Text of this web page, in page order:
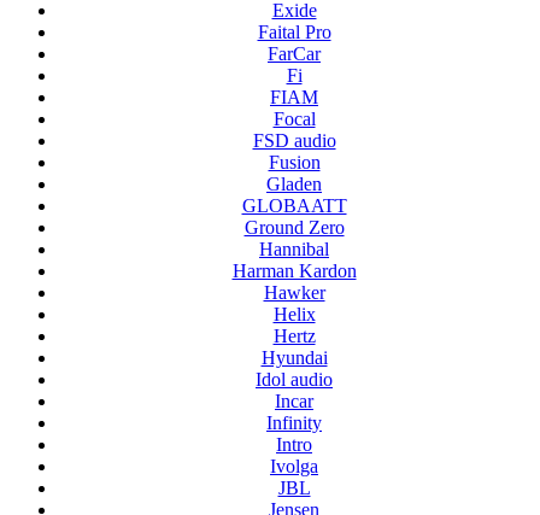
Exide
Faital Pro
FarCar
Fi
FIAM
Focal
FSD audio
Fusion
Gladen
GLOBAATT
Ground Zero
Hannibal
Harman Kardon
Hawker
Helix
Hertz
Hyundai
Idol audio
Incar
Infinity
Intro
Ivolga
JBL
Jensen